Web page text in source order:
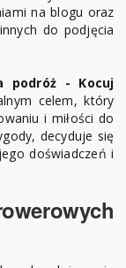
na blogu oraz
do podjęcia
podróż - Kocuj
celem, który
i miłości do
decyduje się
doświadczeń i